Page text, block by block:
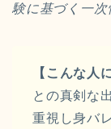
験に基づく一次
【こんな人
との真剣な
重視し身バ